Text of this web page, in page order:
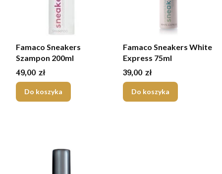
Famaco Sneakers
Szampon 200ml
Cena
49,00 zł
Do koszyka
Famaco Sneakers White
Express 75ml
Cena
39,00 zł
Do koszyka